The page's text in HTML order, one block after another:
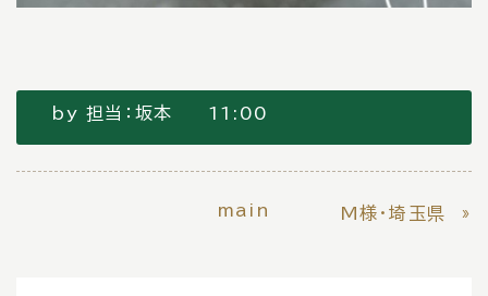
by 担当：坂本 11:00
main M様・埼玉県 »